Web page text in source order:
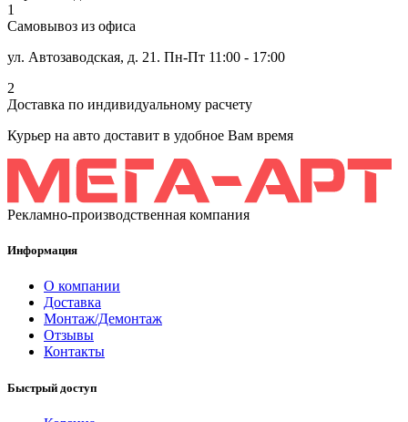
1
Самовывоз из офиса
ул. Автозаводская, д. 21. Пн-Пт 11:00 - 17:00
2
Доставка по индивидуальному расчету
Курьер на авто доставит в удобное Вам время
Рекламно-производственная компания
Информация
О компании
Доставка
Монтаж/Демонтаж
Отзывы
Контакты
Быстрый доступ